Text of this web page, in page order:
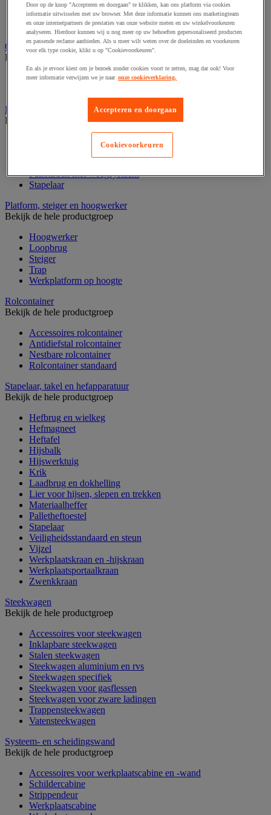
Laboratoriumkast
Laboratoriumladekast
Laboratoriumtafel
Opstapkruk, trap en ladder
Bekijk de hele productgroep
Ladder
Palletwagen
Bekijk de hele productgroep
Elektrische pallettruck
Pallettruck met weegsysteem
Stapelaar
Platform, steiger en hoogwerker
Bekijk de hele productgroep
Hoogwerker
Loopbrug
Steiger
Trap
Werkplatform op hoogte
Rolcontainer
Bekijk de hele productgroep
Accessoires rolcontainer
Antidiefstal rolcontainer
Nestbare rolcontainer
Rolcontainer standaard
Stapelaar, takel en hefapparatuur
Bekijk de hele productgroep
Hefbrug en wielkeg
Hefmagneet
Heftafel
Hijsbalk
Hijswerktuig
Krik
Laadbrug en dokhelling
Lier voor hijsen, slepen en trekken
Materiaalheffer
Palletheftoestel
Stapelaar
Veiligheidsstandaard en steun
Vijzel
Werkplaatskraan en -hijskraan
Werkplaatsportaalkraan
Zwenkkraan
Steekwagen
Bekijk de hele productgroep
Accessoires voor steekwagen
Inklapbare steekwagen
Stalen steekwagen
Steekwagen aluminium en rvs
Steekwagen specifiek
Steekwagen voor gasflessen
Steekwagen voor zware ladingen
Trappensteekwagen
Vatensteekwagen
Systeem- en scheidingswand
Bekijk de hele productgroep
Accessoires voor werkplaatscabine en -wand
Schildercabine
Strippendeur
Werkplaatscabine
Door op de knop "Accepteren en doorgaan" te klikken, kan ons platform via cookies
informatie uitwisselen met uw browser. Met deze informatie kunnen ons marketingteam
en onze internetpartners de prestaties van onze website meten en uw winkelvoorkeuren
analyseren. Hierdoor kunnen wij u nog meer op uw behoeften gepersonaliseerd producten
en passende reclame aanbieden. Als u meer wilt weten over de doeleinden en voorkeuren
voor elk type cookie, klikt u op "Cookievoorkeuren".
En als je ervoor kiest om je bezoek zonder cookies voort te zetten, mag dat ook! Voor
meer informatie verwijzen we je naar onze cookieverklaring.
Accepteren en doorgaan
Cookievoorkeuren